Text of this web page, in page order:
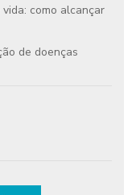
como alcançar
de doenças